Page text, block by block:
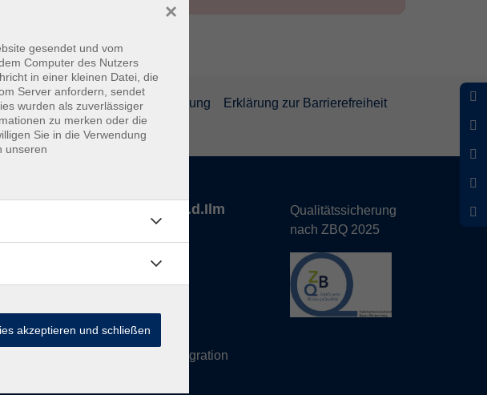
Widerrufsbelehrung
Erklärung zur Barrierefreiheit
Landkreis Pfaffenhofen a.d.Ilm
08441 27 4000- vhs Büro
- Deutsch/Integration
Qualitätssicherung
nach ZBQ 2025
gesendet und vom
Computer des Nutzers
in einer kleinen Datei, die
Server anfordern, sendet
wurden als zuverlässiger
zu merken oder die
Sie in die Verwendung
unseren
×
akzeptieren und schließen